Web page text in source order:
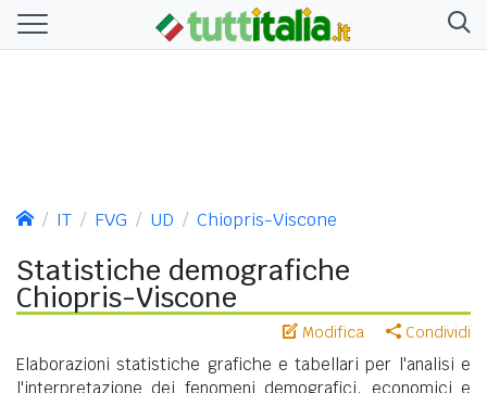
IT FVG UD Chiopris-Viscone
Statistiche demografiche
Chiopris-Viscone
Modifica Condividi
Elaborazioni statistiche grafiche e tabellari per l'analisi e
l'interpretazione dei fenomeni demografici, economici e